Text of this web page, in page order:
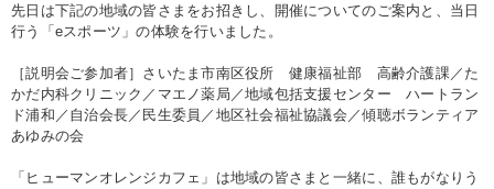
先日は下記の地域の皆さまをお招きし、開催についてのご案内と、当日
行う「eスポーツ」の体験を行いました。
［説明会ご参加者］さいたま市南区役所 健康福祉部 高齢介護課／た
かだ内科クリニック／マエノ薬局／地域包括支援センター ハートラン
ド浦和／自治会長／民生委員／地区社会福祉協議会／傾聴ボランティア
あゆみの会
「ヒューマンオレンジカフェ」は地域の皆さまと一緒に、誰もがなりう